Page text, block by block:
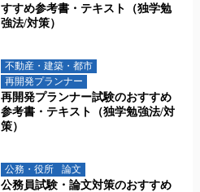
すすめ参考書・テキスト（独学勉
強法/対策）
不動産・建築・都市
再開発プランナー
再開発プランナー試験のおすすめ
参考書・テキスト（独学勉強法/対
策）
公務・役所 論文
公務員試験・論文対策のおすすめ